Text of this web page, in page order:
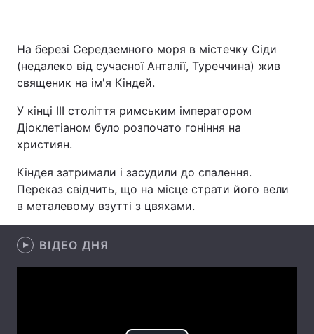
Головна
Україна Політика
Економіка Світ
На березі Середземного моря в містечку Сіди
(недалеко від сучасної Анталії, Туреччина) жив
священик на ім'я Кіндей.
У кінці III століття римським імператором
Діоклетіаном було розпочато гоніння на
християн.
Кіндея затримали і засудили до спалення.
Переказ свідчить, що на місце страти його вели
в металевому взутті з цвяхами.
ВІДЕО ДНЯ